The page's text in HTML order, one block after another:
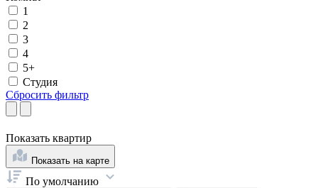
1
2
3
4
5+
Студия
Сбросить фильтр
Показать квартир
Показать на карте
По умолчанию